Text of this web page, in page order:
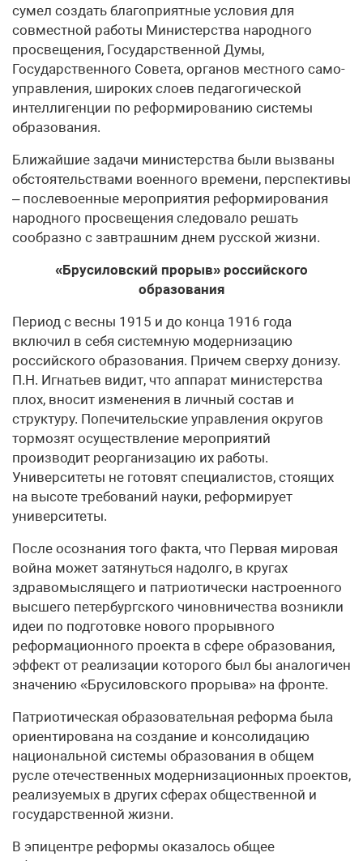
сумел создать благоприятные условия для
совместной работы Министерства народного
просвещения, Государственной Думы,
Государственного Совета, органов местного само­
управления, широких слоев педагогической
интеллигенции по реформированию системы
образования.
Ближайшие задачи министерства были вызваны
обстоя­тельствами военного времени, перспективы
– послевоенные мероприятия реформирования
народного просвещения следовало решать
сообразно с завтрашним днем русской жизни.
«Брусиловский прорыв» российского
образования
Период с весны 1915 и до конца 1916 года
включил в себя системную модернизацию
российского образования. Причем сверху донизу.
П.Н. Игнатьев видит, что аппарат министерства
плох, вносит изменения в личный состав и
структуру. Попечительские управления округов
тормозят осуществление мероприятий
производит реорганизацию их работы.
Университеты не готовят специалистов, стоящих
на высоте требований науки, реформирует
университеты.
После осознания того факта, что Первая мировая
война может затянуться надолго, в кругах
здравомыслящего и патриотически настроенного
высшего петербургского чиновничества возникли
идеи по подготовке нового про­рывного
реформационного проекта в сфере образования,
эффект от реализации которого был бы аналогичен
зна­чению «Брусиловского прорыва» на фронте.
Патриотическая образовательная реформа была
ориентирована на создание и консолидацию
нацио­нальной системы образования в общем
русле отечественных модернизационных проектов,
реализуемых в других сферах общественной и
государственной жизни.
В эпицентре реформы оказалось общее